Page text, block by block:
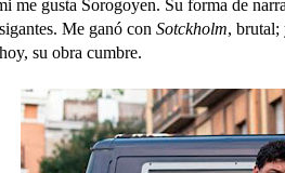
me gusta Sorogoyen. Su forma de
Me ganó con Sotckholm, brutal;
su obra cumbre.